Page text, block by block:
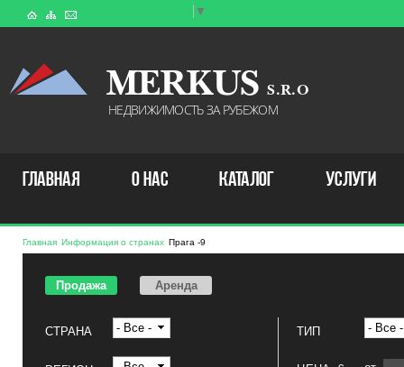
▼
MERKUS S . R . O
НЕДВИЖИМОСТЬ ЗА РУБЕЖОМ
ГЛАВНАЯ О НАС КАТАЛОГ УСЛУГИ
Главная Информация о странах Прага -9
Продажа Аренда
СТРАНА ТИП